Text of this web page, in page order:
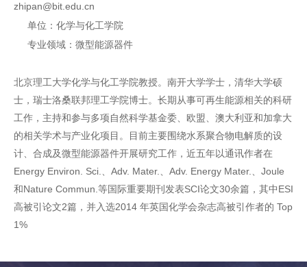
zhipan@bit.edu.cn
单位：化学与化工学院
专业领域：微型能源器件
北京理工大学化学与化工学院教授。南开大学学士，清华大学硕
士，瑞士洛桑联邦理工学院博士。长期从事可再生能源相关的科研
工作，主持和参与多项自然科学基金委、欧盟、澳大利亚和加拿大
的相关学术与产业化项目。目前主要围绕水系聚合物电解质的设
计、合成及微型能源器件开展研究工作，近五年以通讯作者在
Energy Environ. Sci.、Adv. Mater.、Adv. Energy Mater.、Joule
和Nature Commun.等国际重要期刊发表SCI论文30余篇，其中ESI
高被引论文2篇，并入选2014 年英国化学会杂志高被引作者的 Top
1%